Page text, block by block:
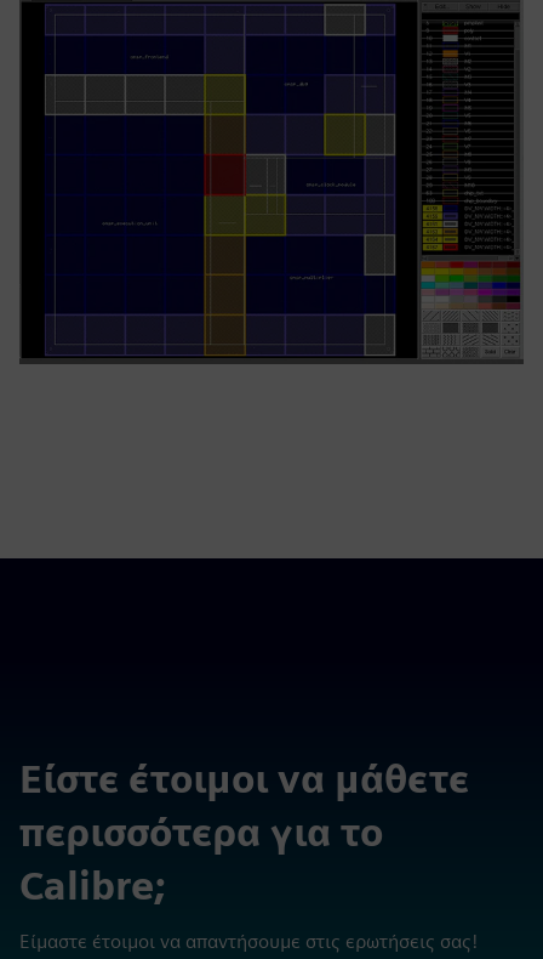
Είστε έτοιμοι να μάθετε
περισσότερα για το
Calibre;
Είμαστε έτοιμοι να απαντήσουμε στις ερωτήσεις σας!